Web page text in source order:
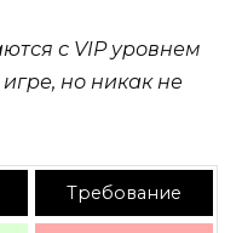
с VIP уровнем
но никак не
Требование